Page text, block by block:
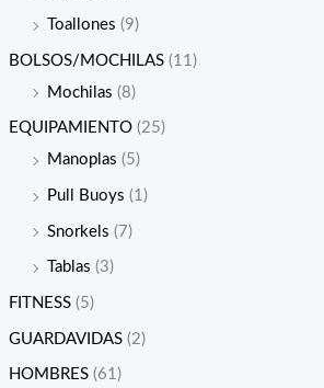
Toallones (9)
BOLSOS/MOCHILAS (11)
Mochilas (8)
EQUIPAMIENTO (25)
Manoplas (5)
Pull Buoys (1)
Snorkels (7)
Tablas (3)
FITNESS (5)
GUARDAVIDAS (2)
HOMBRES (61)